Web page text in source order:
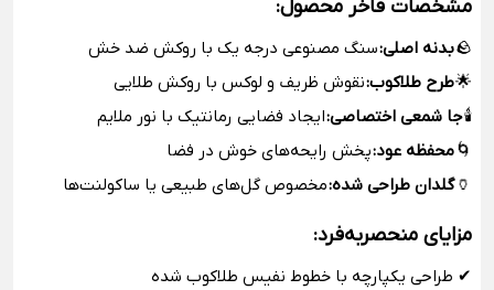
مشخصات فاخر محصول:
🪨بدنه اصلی:سنگ مصنوعی درجه یک با روکش ضد خش
🌟طرح طلاکوب:نقوش ظریف و لوکس با روکش طلایی
🕯️جا شمعی اختصاصی:ایجاد فضایی رمانتیک با نور ملایم
🌀محفظه عود:پخش رایحه‌های خوش در فضا
🏺گلدان طراحی شده:مخصوص گل‌های طبیعی یا ساکولنت‌ها
مزایای منحصربه‌فرد:
✔ طراحی یکپارچه با خطوط نفیس طلاکوب شده